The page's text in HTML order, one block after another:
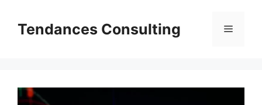
contenuTendances Consulting Menu